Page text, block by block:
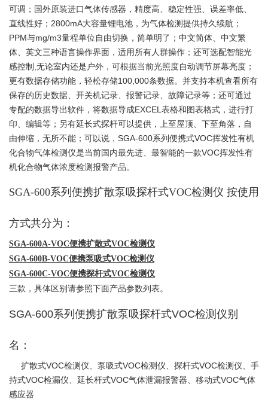
可调；国外原装进口气体传感器，精度高、稳定性强、误差率低、
直线性好；2800mA大容量锂电池，为气体检测提供持久续航；
PPM与mg/m3量程单位自由切换，简单明了；中文简体、中文繁
体、英文三种语言操作界面，适用所有人群操作；还可选配智能光
感控制,无论室内还是户外，可根据当前光照度自动调节屏幕亮度；
更有数据存储功能，轻松存储100,000条数据。并支持本机查看所有
保存的历史数据、开关机记录、报警记录、故障记录等；还可通过
专配的数据导出软件，将数据导成EXCEL表格和图表格式，进行打
印、编辑等；另有延长式探杆可以提供，上至屋顶、下至角落，自
由伸缩，无所不能；可以说，SGA-600系列便携式VOC挥发性有机
化合物气体检测仪是当前国内最先进、最智能的一款VOC挥发性有
机化合物气体浓度检测报警产品。
SGA-600系列便携扩散泵吸探杆式VOC检测仪 按使用
方式共分为：
SGA-600A-VOC便携扩散式VOC检测仪
SGA-600B-VOC便携泵吸式VOC检测仪
SGA-600C-VOC便携探杆式VOC检测仪
三款，具体区别请参照下面产品参数列表。
SGA-600系列便携扩散泵吸探杆式VOC检测仪别
名：
扩散式VOC检测仪、泵吸式VOC检测仪、探杆式VOC检测仪、手
持式VOC检漏仪、延长杆式VOC气体泄漏报警器、移动式VOC气体
感应器